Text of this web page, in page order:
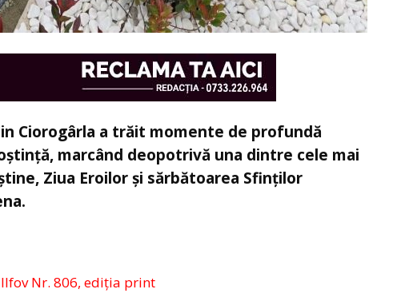
Ciorogârla a trăit momente de profundă
marcând deopotrivă una dintre cele mai
Ziua Eroilor și sărbătoarea Sfinților
Nr. 806, ediția print